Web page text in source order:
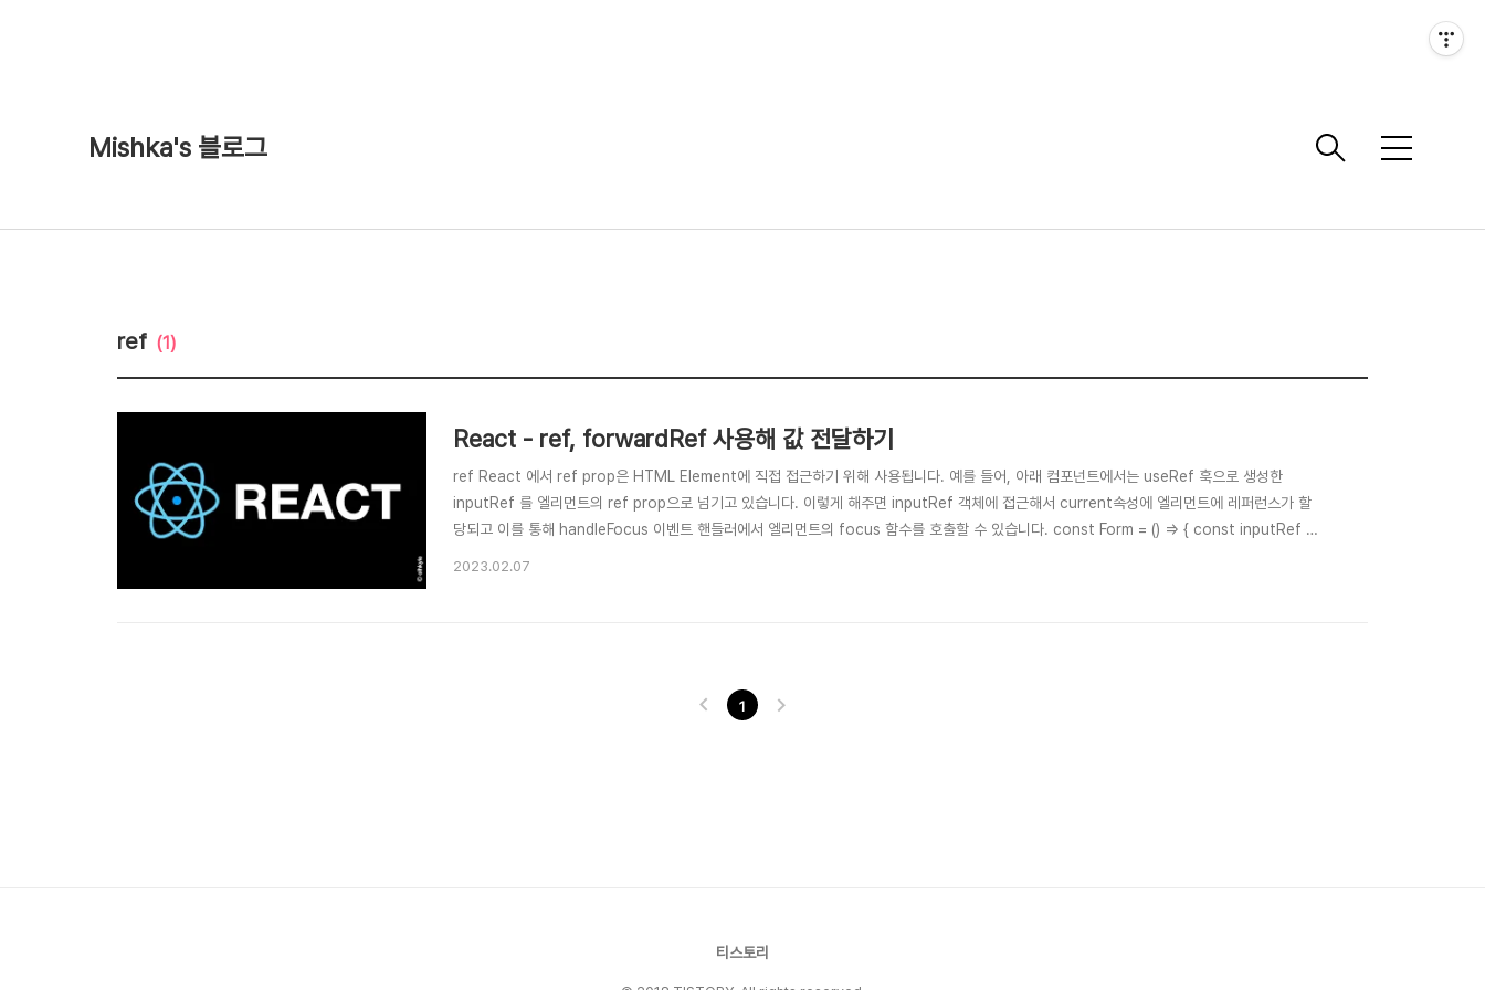
Mishka's 블로그
메
ref (1)
React - ref, forwardRef 사용해 값 전달하기
ref React 에서 ref prop은 HTML Element에 직접 접근하기 위해 사용됩니다. 예를 들어, 아래 컴포넌트에서는 useRef 훅으로 생성한
inputRef 를 엘리먼트의 ref prop으로 넘기고 있습니다. 이렇게 해주면 inputRef 객체에 접근해서 current속성에 엘리먼트에 레퍼런스가 할
당되고 이를 통해 handleFocus 이벤트 핸들러에서 엘리먼트의 focus 함수를 호출할 수 있습니다. const Form = () => { const inputRef =
2023.02.07
1
티스토리